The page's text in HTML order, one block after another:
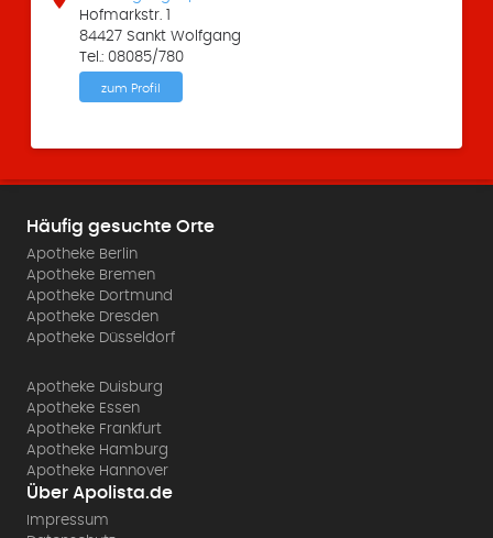
Hofmarkstr. 1
84427 Sankt Wolfgang
Tel.: 08085/780
zum Profil
Häufig gesuchte Orte
Apotheke Berlin
Apotheke Bremen
Apotheke Dortmund
Apotheke Dresden
Apotheke Düsseldorf
Apotheke Duisburg
Apotheke Essen
Apotheke Frankfurt
Apotheke Hamburg
Apotheke Hannover
Über Apolista.de
Impressum